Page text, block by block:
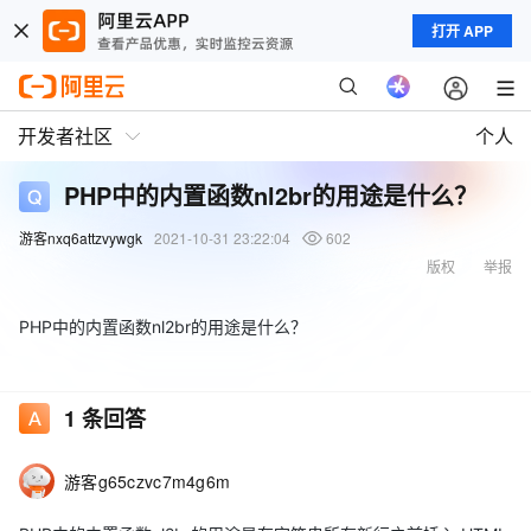
打开 APP
开发者社区 个人
PHP中的内置函数nl2br的用途是什么？
游客nxq6attzvywgk 2021-10-31 23:22:04
602
举报
版权
PHP中的内置函数nl2br的用途是什么？
1 条回答
游客g65czvc7m4g6m